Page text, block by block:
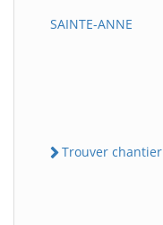
SAINTE-ANNE
Trouver chantier